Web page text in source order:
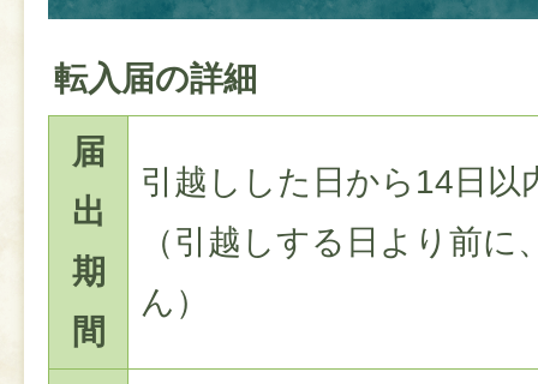
転入届の詳細
届
出
期
間
引越しした日から14日以
（引越しする日より前
ん）